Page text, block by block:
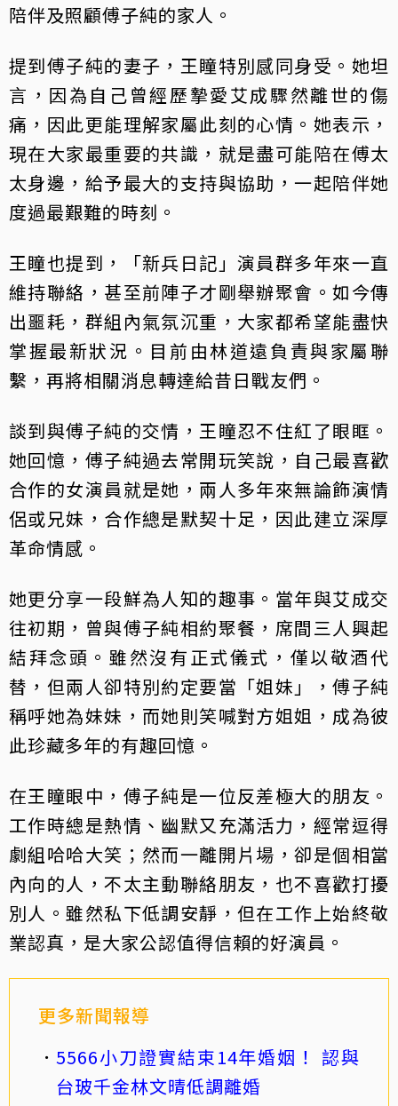
陪伴及照顧傅子純的家人。
提到傅子純的妻子，王瞳特別感同身受。她坦
言，因為自己曾經歷摯愛艾成驟然離世的傷
痛，因此更能理解家屬此刻的心情。她表示，
現在大家最重要的共識，就是盡可能陪在傅太
太身邊，給予最大的支持與協助，一起陪伴她
度過最艱難的時刻。
王瞳也提到，「新兵日記」演員群多年來一直
維持聯絡，甚至前陣子才剛舉辦聚會。如今傳
出噩耗，群組內氣氛沉重，大家都希望能盡快
掌握最新狀況。目前由林道遠負責與家屬聯
繫，再將相關消息轉達給昔日戰友們。
談到與傅子純的交情，王瞳忍不住紅了眼眶。
她回憶，傅子純過去常開玩笑說，自己最喜歡
合作的女演員就是她，兩人多年來無論飾演情
侶或兄妹，合作總是默契十足，因此建立深厚
革命情感。
她更分享一段鮮為人知的趣事。當年與艾成交
往初期，曾與傅子純相約聚餐，席間三人興起
結拜念頭。雖然沒有正式儀式，僅以敬酒代
替，但兩人卻特別約定要當「姐妹」，傅子純
稱呼她為妹妹，而她則笑喊對方姐姐，成為彼
此珍藏多年的有趣回憶。
在王瞳眼中，傅子純是一位反差極大的朋友。
工作時總是熱情、幽默又充滿活力，經常逗得
劇組哈哈大笑；然而一離開片場，卻是個相當
內向的人，不太主動聯絡朋友，也不喜歡打擾
別人。雖然私下低調安靜，但在工作上始終敬
業認真，是大家公認值得信賴的好演員。
更多新聞報導
5566小刀證實結束14年婚姻！ 認與
台玻千金林文晴低調離婚